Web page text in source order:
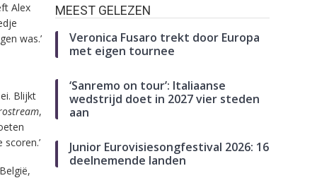
Alex
was.’
Blijkt
,
MEEST GELEZEN
Veronica Fusaro trekt door Europa
met eigen tournee
‘Sanremo on tour’: Italiaanse
wedstrijd doet in 2027 vier steden
aan
Junior Eurovisiesongfestival 2026: 16
deelnemende landen